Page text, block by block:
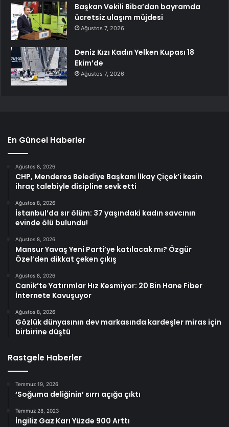
Başkan Vekili Biba’dan bayramda
ücretsiz ulaşım müjdesi
Ağustos 7, 2026
Deniz Kızı Kadın Yelken Kupası 18
Ekim’de
Ağustos 7, 2026
En Güncel Haberler
Ağustos 8, 2026
CHP, Menderes Belediye Başkanı İlkay Çiçek’i kesin
ihraç talebiyle disipline sevk etti
Ağustos 8, 2026
İstanbul’da sır ölüm: 37 yaşındaki kadın savcının
evinde ölü bulundu!
Ağustos 8, 2026
Mansur Yavaş Yeni Parti’ye katılacak mı? Özgür
Özel’den dikkat çeken çıkış
Ağustos 8, 2026
Canik’te Yatırımlar Hız Kesmiyor: 20 Bin Hane Fiber
İnternete Kavuşuyor
Ağustos 8, 2026
Gözlük dünyasının dev markasında kardeşler miras için
birbirine düştü
Rastgele Haberler
Temmuz 19, 2026
‘Soğuma deliğinin’ sırrı açığa çıktı
Temmuz 28, 2023
İngiliz Gaz Karı Yüzde 900 Arttı